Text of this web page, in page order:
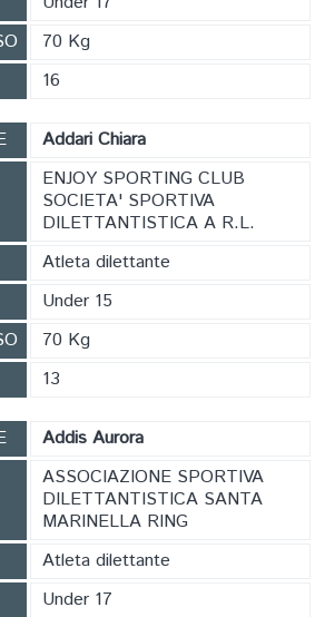
70 Kg
16
Addari Chiara
ENJOY SPORTING CLUB
SOCIETA' SPORTIVA
DILETTANTISTICA A R.L.
Atleta dilettante
Under 15
70 Kg
13
Addis Aurora
ASSOCIAZIONE SPORTIVA
DILETTANTISTICA SANTA
MARINELLA RING
Atleta dilettante
Under 17